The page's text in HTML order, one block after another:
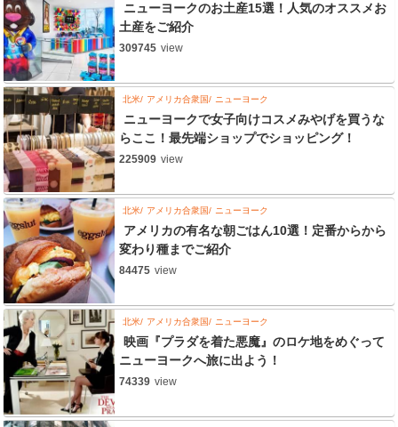
ニューヨークのお土産15選！人気のオススメお
土産をご紹介
309745 view
北米 アメリカ合衆国 ニューヨーク
ニューヨークで女子向けコスメみやげを買うな
らここ！最先端ショップでショッピング！
225909 view
北米 アメリカ合衆国 ニューヨーク
アメリカの有名な朝ごはん10選！定番からから
変わり種までご紹介
84475 view
北米 アメリカ合衆国 ニューヨーク
映画『プラダを着た悪魔』のロケ地をめぐって
ニューヨークへ旅に出よう！
74339 view